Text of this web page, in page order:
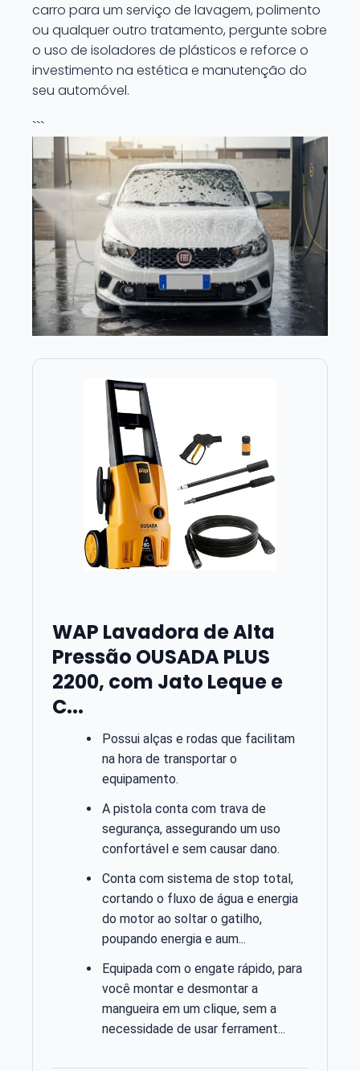
carro para um serviço de lavagem, polimento
ou qualquer outro tratamento, pergunte sobre
o uso de isoladores de plásticos e reforce o
investimento na estética e manutenção do
seu automóvel.
```
WAP Lavadora de Alta
Pressão OUSADA PLUS
2200, com Jato Leque e
C...
Possui alças e rodas que facilitam
na hora de transportar o
equipamento.
A pistola conta com trava de
segurança, assegurando um uso
confortável e sem causar dano.
Conta com sistema de stop total,
cortando o fluxo de água e energia
do motor ao soltar o gatilho,
poupando energia e aum...
Equipada com o engate rápido, para
você montar e desmontar a
mangueira em um clique, sem a
necessidade de usar ferrament...